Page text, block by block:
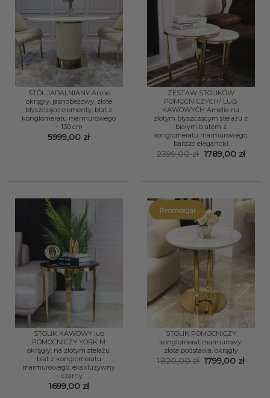
STÓŁ JADALNIANY Anne
okrągły, jasnobeżowy, złote
błyszczące elementy, blat z
konglomeratu marmurowego
– 130 cm
5999,00 zł
ZESTAW STOLIKÓW
POMOCNICZYCH/ LUB
KAWOWYCH Amelie na
złotym błyszczącym stelażu z
białym blatem z
konglomeratu marmurowego,
bardzo elegancki
2399,00zł Pierwotna
cena
1789,00 zł
STOLIK KAWOWY lub
POMOCNICZY YORK M
okrągły, na złotym stelażu,
blat z konglomeratu
marmurowego, ekskluzywny
– czarny
1699,00 zł
Promocja!
STOLIK POMOCNICZY
konglomerat marmurowy,
złota podstawa, okrągły
1820,00zł Pierwotna
cena
1799,00 zł